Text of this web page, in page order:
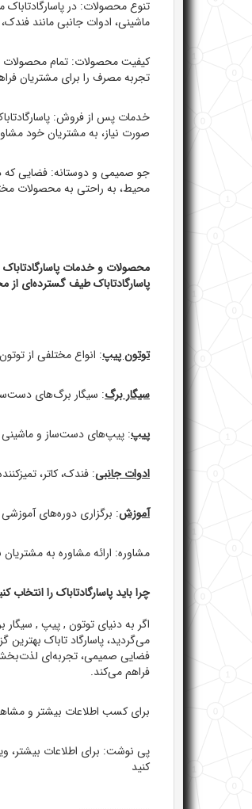
تنوع محصولات: در
ماشینی، ادوات جانبی مانند
کیفیت محصولات: تمام محصولات
تجربه مصرف را برای مشتریان
خدمات پس از فروش:
صورت نیاز، به مشتریان خود
جو صمیمی و دوستانه: فضایی که
محیط، به راحتی به محصولات
محصولات و خدمات پاسارگادتاباک
پاسارگادتاباک طیف گسترده‌ای
توتون پیپ: انواع مختلفی از
سیگار برگ: سیگار برگ‌های
پیپ: پیپ‌های دست‌ساز و
ادوات جانبی: فندک، کاتر،
آموزش: برگزاری دوره‌های
مشاوره: ارائه مشاوره به
چرا باید پاسارگادتاباک را انتخاب
اگر به دنیای توتون , پیپ ,
می‌گردید، پاسارگاد تاباک
فضایی صمیمی، تجربه‌ای
فراهم می‌کند.
برای کسب اطلاعات بیشتر و
پی نوشت: برای اطلاعات بیشتر،
کنید